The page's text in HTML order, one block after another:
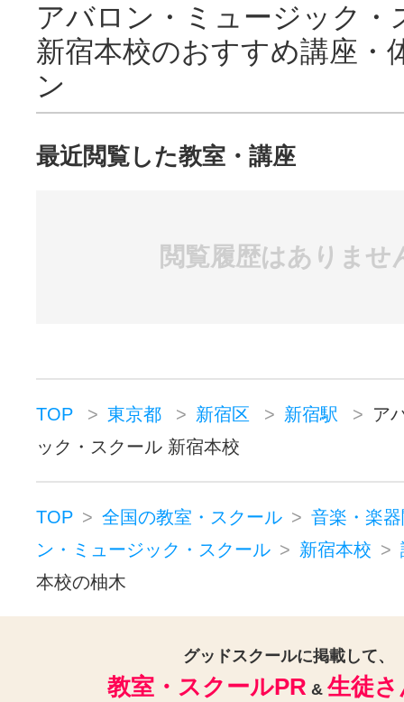
アバロン・ミュージック・
新宿本校のおすすめ講座・
ン
最近閲覧した教室・講座
閲覧履歴はありませ
TOP 東京都 新宿区 新宿駅
ア
ック・スクール 新宿本校
TOP 全国の教室・スクール
音楽・楽
ン・ミュージック・スクール
新宿本校
本校の柚木
グッドスクールに掲載して、
教室・スクールPR & 生徒